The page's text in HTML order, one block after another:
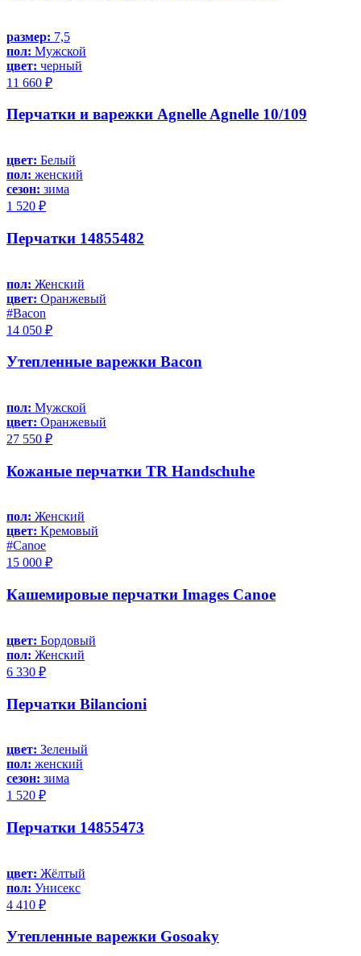
размер: 7,5
пол: Мужской
цвет: черный
11 660 ₽
Перчатки и варежки Agnelle Agnelle 10/109
цвет: Белый
пол: женский
сезон: зима
1 520 ₽
Перчатки 14855482
пол: Женский
цвет: Оранжевый
#Bacon
14 050 ₽
Утепленные варежки Bacon
пол: Мужской
цвет: Оранжевый
27 550 ₽
Кожаные перчатки TR Handschuhe
пол: Женский
цвет: Кремовый
#Canoe
15 000 ₽
Кашемировые перчатки Images Canoe
цвет: Бордовый
пол: Женский
6 330 ₽
Перчатки Bilancioni
цвет: Зеленый
пол: женский
сезон: зима
1 520 ₽
Перчатки 14855473
цвет: Жёлтый
пол: Унисекс
4 410 ₽
Утепленные варежки Gosoaky